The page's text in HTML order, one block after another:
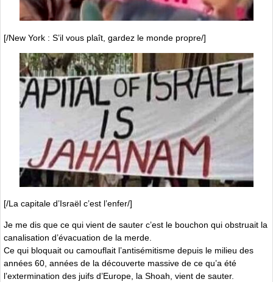
[/New York : S’il vous plaît, gardez le monde propre/]
[/La capitale d’Israël c’est l’enfer/]
Je me dis que ce qui vient de sauter c’est le bouchon qui obstruait la
canalisation d’évacuation de la merde.
Ce qui bloquait ou camouflait l’antisémitisme depuis le milieu des
années 60, années de la découverte massive de ce qu’a été
l’extermination des juifs d’Europe, la Shoah, vient de sauter.